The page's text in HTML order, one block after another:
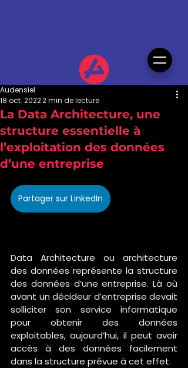
La Data Architecture, une
structure essentielle à
l’exploitation des données
d’une entreprise
Audensiel
18 oct. 20222 min de lecture
Partager sur LinkedIn
Data Architecture ou architecture
des données représente la structure
des données d’une entreprise. Là où
avant un décideur d’entreprise devait
solliciter son service informatique
pour obtenir des données
exploitables, aujourd’hui, il peut avoir
accès à des données facilement
dans la structure prévue à cet effet.